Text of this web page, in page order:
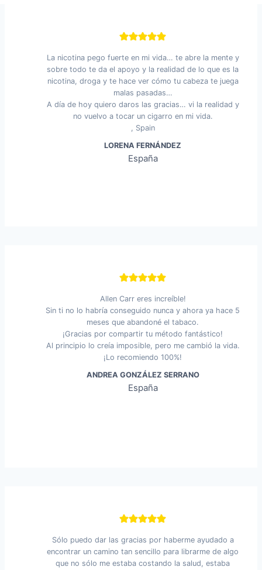
La nicotina pego fuerte en mi vida… te abre la mente y
sobre todo te da el apoyo y la realidad de lo que es la
nicotina, droga y te hace ver cómo tu cabeza te juega
malas pasadas…
A día de hoy quiero daros las gracias… vi la realidad y
no vuelvo a tocar un cigarro en mi vida.
, Spain
LORENA FERNÁNDEZ
España
Allen Carr eres increíble!
Sin ti no lo habría conseguido nunca y ahora ya hace 5
meses que abandoné el tabaco.
¡Gracias por compartir tu método fantástico!
Al principio lo creía imposible, pero me cambió la vida.
¡Lo recomiendo 100%!
ANDREA GONZÁLEZ SERRANO
España
Sólo puedo dar las gracias por haberme ayudado a
encontrar un camino tan sencillo para librarme de algo
que no sólo me estaba costando la salud, estaba